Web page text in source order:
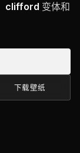
clifford 变体和
下载壁纸